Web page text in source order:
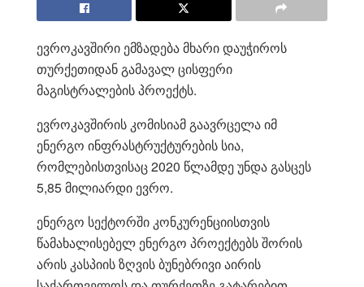
ევროკავშირი ემზადება მხარი დაუჭიროს
თურქეთიდან გამავალ ცისფერი
მაგისტრალების პროექტს.
ევროკავშირის კომისიამ გაავრცელა იმ
ენერგო ინფრასტრუქტურების სია,
რომლებისთვისაც 2020 წლამდე უნდა გასცეს
5,85 მილიარდი ევრო.
ენერგო სექტორში კონკურენციისთვის
წამახალისებელ ენერგო პროექტებს შორის
არის კასპიის ზღვის ბუნებრივი აირის